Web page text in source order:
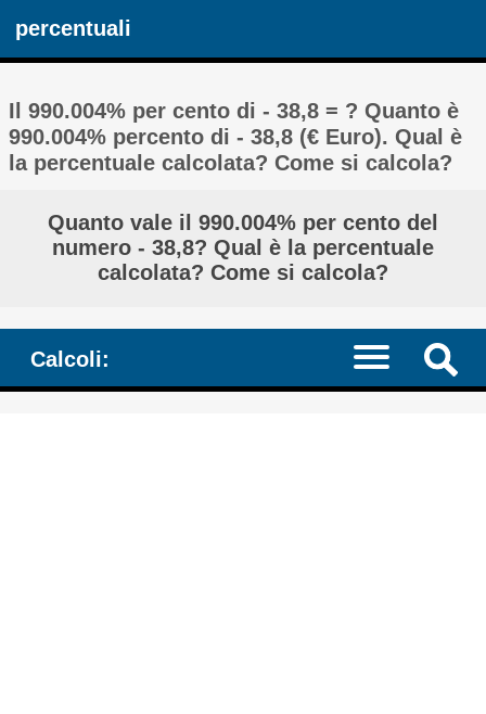
percentuali
Il 990.004% per cento di - 38,8 = ? Quanto è
990.004% percento di - 38,8 (€ Euro). Qual è
la percentuale calcolata? Come si calcola?
Quanto vale il 990.004% per cento del
numero - 38,8? Qual è la percentuale
calcolata? Come si calcola?
Calcoli: